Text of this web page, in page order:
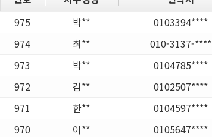
975
박** 0103394****
974
최** 010-3137-****
973
박** 0104785****
972
김** 0102507****
971
한** 0104597****
970
이** 0105647****